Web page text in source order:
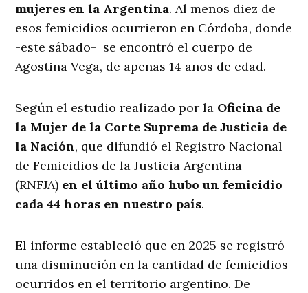
mujeres en la Argentina. Al menos diez de
esos femicidios ocurrieron en Córdoba, donde
-este sábado- se encontró el cuerpo de
Agostina Vega, de apenas 14 años de edad.
Según el estudio realizado por la Oficina de
la Mujer de la Corte Suprema de Justicia de
la Nación, que difundió el Registro Nacional
de Femicidios de la Justicia Argentina
(RNFJA) en el último año hubo un femicidio
cada 44 horas en nuestro país.
El informe estableció que en 2025 se registró
una disminución en la cantidad de femicidios
ocurridos en el territorio argentino. De